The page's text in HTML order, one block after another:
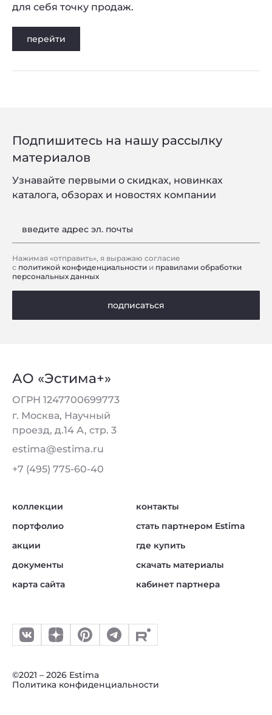
перейти
для себя точку продаж.
Подпишитесь на нашу рассылку
материалов
Узнавайте первыми о скидках, новинках
каталога, обзорах и новостях компании
введите адрес эл. почты
Нажимая «отправить», я выражаю согласие
с политикой конфиденциальности и правилами обработки
персональных данных
подписаться
АО «Эстима+»
ОГРН 1247700699773
г. Москва, Научный
проезд, д.14 А, стр. 3
estima@estima.ru
+7 (495) 775-60-40
коллекции
портфолио
акции
документы
карта сайта
контакты
стать партнером Estima
где купить
скачать материалы
кабинет партнера
©2021 – 2026 Estima
Политика конфиденциальности